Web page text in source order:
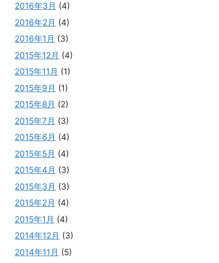
2016年3月 (4)
2016年2月 (4)
2016年1月 (3)
2015年12月 (4)
2015年11月 (1)
2015年9月 (1)
2015年8月 (2)
2015年7月 (3)
2015年6月 (4)
2015年5月 (4)
2015年4月 (3)
2015年3月 (3)
2015年2月 (4)
2015年1月 (4)
2014年12月 (3)
2014年11月 (5)